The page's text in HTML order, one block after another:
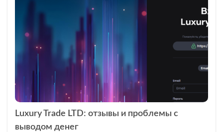
Luxury Trade LTD: отзывы и проблемы с
выводом денег